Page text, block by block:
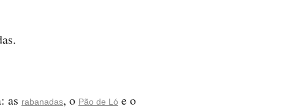
as rabanadas, o Pão de Ló e o